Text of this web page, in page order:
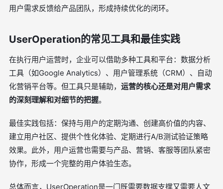
用户需求反馈给产品团队，形成持续优化的闭环。
UserOperation的常见工具和最佳实践
在执行用户运营时，企业可以借助多种工具和平台：数据分析
工具（如Google Analytics）、用户管理系统（CRM）、自动
化营销平台等。但工具只是辅助， 运营的核心还是对用户需求
的深刻理解和对细节的把握。
最佳实践包括：保持与用户的定期沟通、创建高价值的内容、
建立用户社区、提供个性化体验、定期进行A/B测试验证策略
效果。此外，用户运营也需要与产品、营销、客服等团队紧密
协作，形成一个完整的用户体验生态。
总体而言，UserOperation是一门既需要数据支撑又需要人文